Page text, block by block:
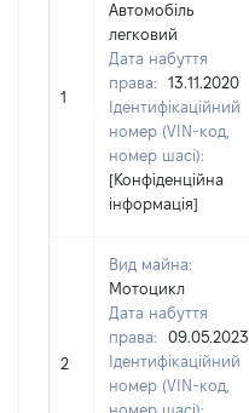
1
Автомобіль
легковий
Дата набуття
права:
13.11.2020
Ідентифікаційний
номер (VIN-код,
номер шасі):
[Конфіденційна
інформація]
2
Вид майна:
Мотоцикл
Дата набуття
права:
09.05.2023
Ідентифікаційний
номер (VIN-код,
номер шасі):